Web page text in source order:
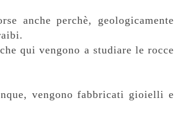
anche perchè, geologicamente
qui vengono a studiare le rocce
vengono fabbricati gioielli e